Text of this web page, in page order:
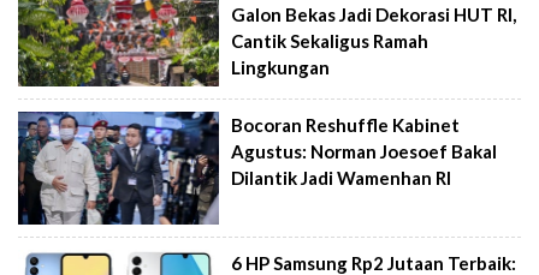
Galon Bekas Jadi Dekorasi HUT RI,
Cantik Sekaligus Ramah
Lingkungan
Bocoran Reshuffle Kabinet
Agustus: Norman Joesoef Bakal
Dilantik Jadi Wamenhan RI
6 HP Samsung Rp2 Jutaan Terbaik: